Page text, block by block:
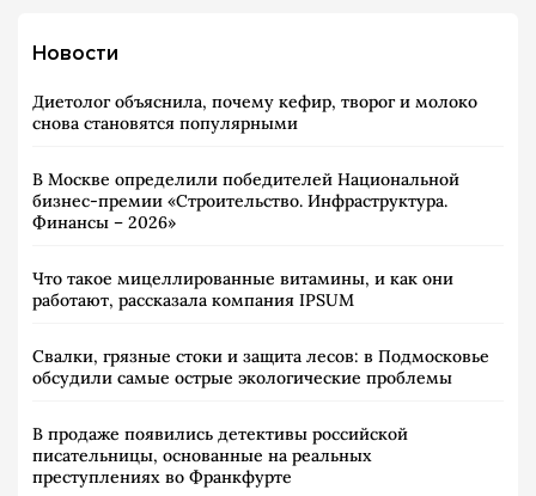
Новости
Диетолог объяснила, почему кефир, творог и молоко
снова становятся популярными
В Москве определили победителей Национальной
бизнес-премии «Строительство. Инфраструктура.
Финансы – 2026»
Что такое мицеллированные витамины, и как они
работают, рассказала компания IPSUM
Свалки, грязные стоки и защита лесов: в Подмосковье
обсудили самые острые экологические проблемы
В продаже появились детективы российской
писательницы, основанные на реальных
преступлениях во Франкфурте